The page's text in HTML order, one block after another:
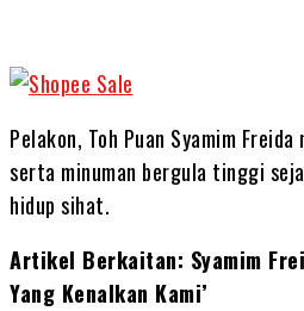
Pelakon, Toh Puan Syamim
serta minuman bergula tinggi
hidup sihat.
Artikel Berkaitan: Syamim
Yang Kenalkan Kami’